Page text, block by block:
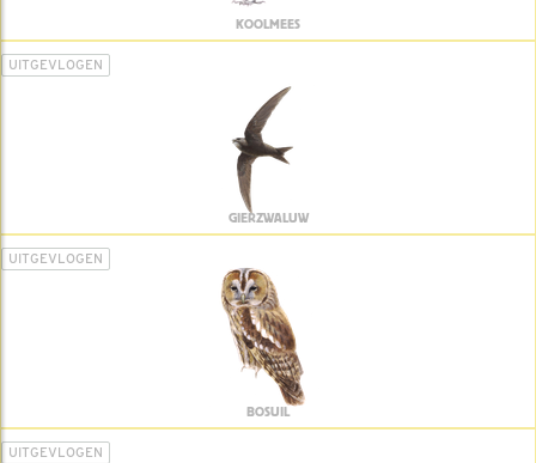
KOOLMEES
UITGEVLOGEN
GIERZWALUW
UITGEVLOGEN
BOSUIL
UITGEVLOGEN